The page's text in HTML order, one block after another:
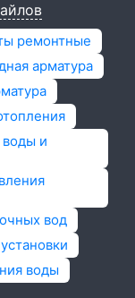
ремонтные
арматура
и
вод
воды